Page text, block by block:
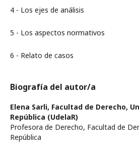
4 - Los ejes de análisis
5 - Los aspectos normativos
6 - Relato de casos
Biografía del autor/a
Elena Sarli, Facultad de Derecho,
República (UdelaR)
Profesora de Derecho, Facultad de
República